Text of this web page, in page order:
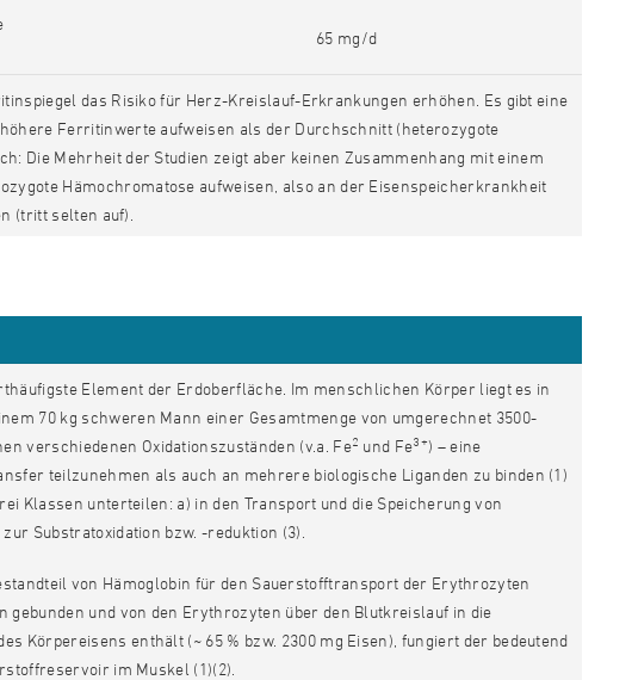
65 mg/d
das Risiko für Herz-Kreislauf-Erkrankungen erhöhen. Es gibt eine
Ferritinwerte aufweisen als der Durchschnitt (heterozygote
Die Mehrheit der Studien zeigt aber keinen Zusammenhang mit einem
Hämochromatose aufweisen, also an der Eisenspeicherkrankheit
(tritt selten auf).
Element der Erdoberfläche. Im menschlichen Körper liegt es in
70 kg schweren Mann einer Gesamtmenge von umgerechnet 3500-
verschiedenen Oxidationszuständen (v.a. Fe2 und Fe3+) – eine
teilzunehmen als auch an mehrere biologische Liganden zu binden (1)
Klassen unterteilen: a) in den Transport und die Speicherung von
Substratoxidation bzw. -reduktion (3).
von Hämoglobin für den Sauerstofftransport der Erythrozyten
und von den Erythrozyten über den Blutkreislauf in die
Körpereisens enthält (~ 65 % bzw. 2300 mg Eisen), fungiert der bedeutend
im Muskel (1)(2).